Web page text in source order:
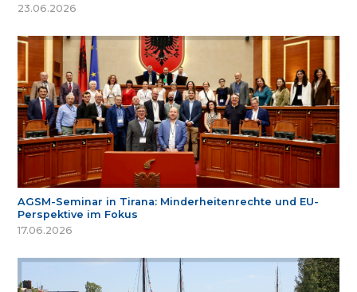
23.06.2026
AGSM-Seminar in Tirana: Minderheitenrechte und EU-
Perspektive im Fokus
17.06.2026